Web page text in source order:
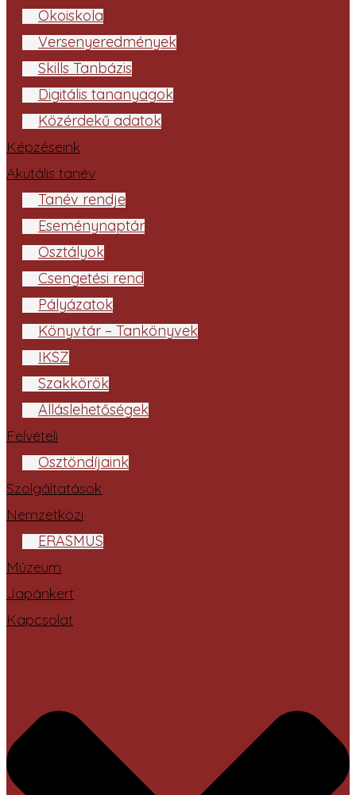
Ökoiskola
Versenyeredmények
Skills Tanbázis
Digitális tananyagok
Közérdekű adatok
Képzéseink
Akutális tanév
Tanév rendje
Eseménynaptár
Osztályok
Csengetési rend
Pályázatok
Könyvtár – Tankönyvek
IKSZ
Szakkörök
Álláslehetőségek
Felvételi
Ösztöndíjaink
Szolgáltatások
Nemzetközi
ERASMUS
Múzeum
Japánkert
Kapcsolat